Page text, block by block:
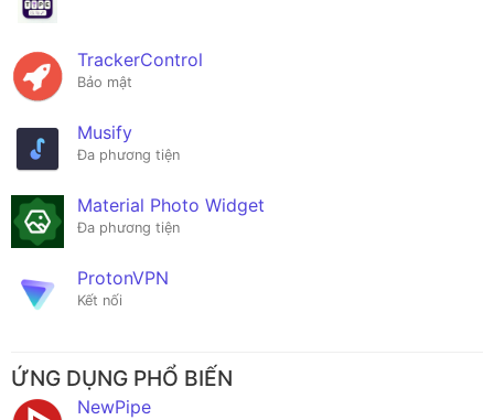
TrackerControl
Bảo mật
Musify
Đa phương tiện
Material Photo Widget
Đa phương tiện
ProtonVPN
Kết nối
ỨNG DỤNG PHỔ BIẾN
NewPipe